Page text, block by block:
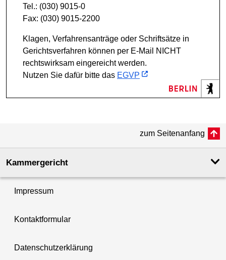
Tel.: (030) 9015-0
Fax: (030) 9015-2200
Klagen, Verfahrensanträge oder Schriftsätze in
Gerichtsverfahren können per E-Mail NICHT
rechtswirksam eingereicht werden.
Nutzen Sie dafür bitte das EGVP
zum Seitenanfang
Kammergericht
Impressum
Kontaktformular
Datenschutzerklärung